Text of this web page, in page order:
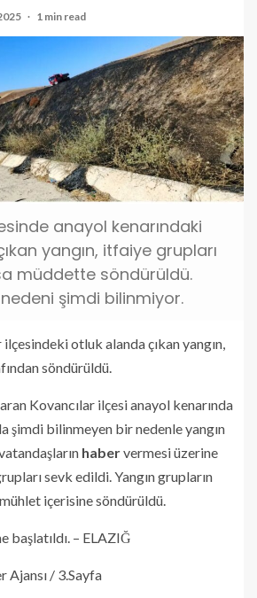
1 min read
anayol kenarındaki
yangın, itfaiye grupları
müddette söndürüldü.
nedeni şimdi bilinmiyor.
ilçesindeki otluk alanda çıkan yangın,
söndürüldü.
Kovancılar ilçesi anayol kenarında
şimdi bilinmeyen bir nedenle yangın
habervermesi üzerine
sevk edildi. Yangın grupların
içerisine söndürüldü.
başlatıldı. – ELAZIĞ
Ajansı / 3.Sayfa